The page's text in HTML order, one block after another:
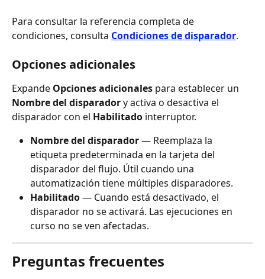
Para consultar la referencia completa de
condiciones, consulta Condiciones de disparador.
Opciones adicionales
Expande Opciones adicionales para establecer un
Nombre del disparador y activa o desactiva el
disparador con el Habilitado interruptor.
Nombre del disparador — Reemplaza la
etiqueta predeterminada en la tarjeta del
disparador del flujo. Útil cuando una
automatización tiene múltiples disparadores.
Habilitado — Cuando está desactivado, el
disparador no se activará. Las ejecuciones en
curso no se ven afectadas.
Preguntas frecuentes